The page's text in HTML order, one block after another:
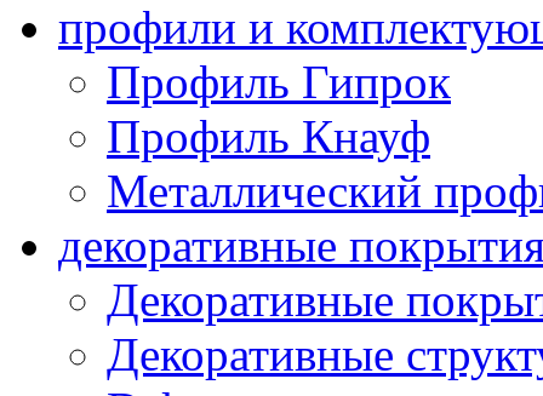
профили и
Профиль Гипрок
Профиль Кнауф
Металлический
декоративные
Декоративные
Декоративные